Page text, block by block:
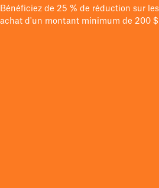
Bénéficiez de 25 % de réduction sur
achat d'un montant minimum de 200 $